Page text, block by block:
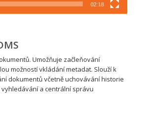
02:18
Umožňuje začleňování
možností vkládání metadat. Slouží k
dokumentů včetně uchovávání historie
a centrální správu